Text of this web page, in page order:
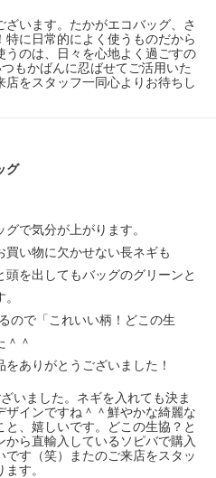
います。たかがエコバッグ、さ
に日常的によく使うものだから
うのは、日々を心地よく過ごすの
もかばんに忍ばせてご活用いた
をスタッフ一同心よりお待ちし
グ
で気分が上がります。
い物に欠かせない長ネギも
を出してもバッグのグリーンと
ので「これいい柄！どこの生
＾＾
ありがとうございました！
いました。ネギを入れても決ま
インですね＾＾鮮やかな綺麗な
、嬉しいです。どこの生協？と
ら直輸入しているソピバで購入
す（笑）またのご来店をスタッ
す。